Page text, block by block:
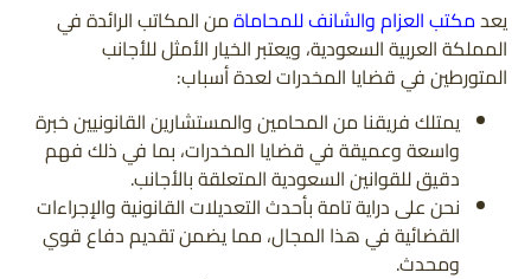
يعدمكتب العزام والشانف للمحاماةمن المكاتب الرائدة في
المملكة العربية السعودية، ويعتبر الخيار الأمثل للأجانب
المتورطين في قضايا المخدرات لعدة أسباب:
يمتلك فريقنا من المحامين والمستشارين القانونيين خبرة
واسعة وعميقة في قضايا المخدرات، بما في ذلك فهم
دقيق للقوانين السعودية المتعلقة بالأجانب.
نحن على دراية تامة بأحدث التعديلات القانونية والإجراءات
القضائية في هذا المجال، مما يضمن تقديم دفاع قوي
ومحدث.